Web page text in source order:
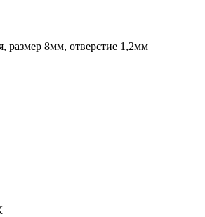
размер 8мм, отверстие 1,2мм